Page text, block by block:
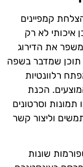
קמפיינים
איכותי לא רק
את הדירוג
תוכן שמדבר בשפה
רלוונטיות
הכנת
תמונות וסרטונים
וליצור קשר
שונות